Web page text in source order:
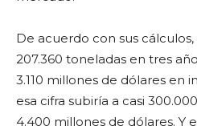
De acuerdo con sus
207.360 toneladas en tres
3.110 millones de dólares en
esa cifra subiría a casi
4.400 millones de dólares. Y